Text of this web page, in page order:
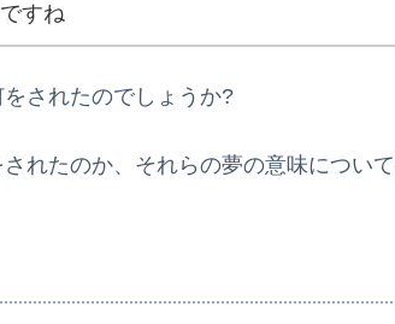
すね
されたのでしょうか?
れたのか、それらの夢の意味について